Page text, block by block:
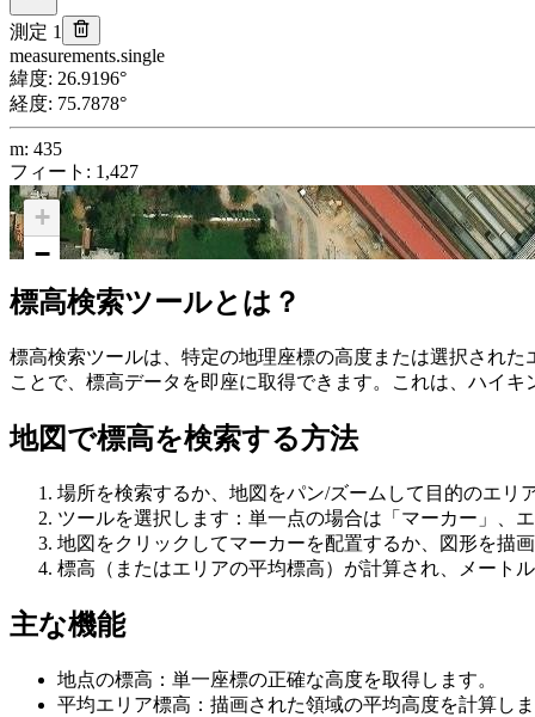
測定 1
measurements.single
緯度: 26.9196°
経度: 75.7878°
m: 435
フィート : 1,427
+
−
標高検索ツールとは？
標高検索ツールは、特定の地理座標の高度または選択され
ことで、標高データを即座に取得できます。これは、ハイ
地図で標高を検索する方法
場所を検索するか、地図をパン/ズームして目的のエリ
ツールを選択します：単一点の場合は「マーカー」、
地図をクリックしてマーカーを配置するか、図形を描
標高（またはエリアの平均標高）が計算され、メート
主な機能
地点の標高：単一座標の正確な高度を取得します。
平均エリア標高：描画された領域の平均高度を計算し